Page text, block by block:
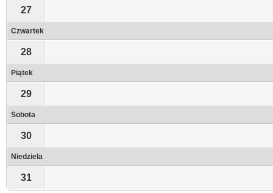
27
Czwartek
28
Piątek
29
Sobota
30
Niedziela
31